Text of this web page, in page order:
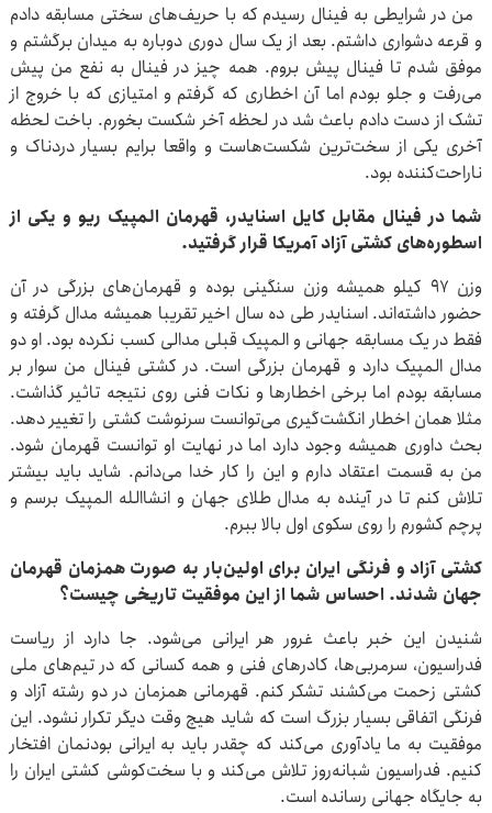
من در شرایطی به فینال رسیدم که با حریف‌های سختی مسابقه دادم
و قرعه دشواری داشتم. بعد از یک سال دوری دوباره به میدان برگشتم و
موفق شدم تا فینال پیش بروم. همه چیز در فینال به نفع من پیش
می‌رفت و جلو بودم اما آن اخطاری که گرفتم و امتیازی که با خروج از
تشک از دست دادم باعث شد در لحظه آخر شکست بخورم. باخت لحظه
آخری یکی از سخت‌ترین شکست‌هاست و واقعا برایم بسیار دردناک و
ناراحت‌کننده بود.
شما در فینال مقابل کایل اسنایدر، قهرمان المپیک ریو و یکی از
اسطوره‌های کشتی آزاد آمریکا قرار گرفتید.
وزن ۹۷ کیلو همیشه وزن سنگینی بوده و قهرمان‌های بزرگی در آن
حضور داشته‌اند. اسنایدر طی ده سال اخیر تقریبا همیشه مدال گرفته و
فقط در یک مسابقه جهانی و المپیک قبلی مدالی کسب نکرده بود. او دو
مدال المپیک دارد و قهرمان بزرگی است. در کشتی فینال من سوار بر
مسابقه بودم اما برخی اخطارها و نکات فنی روی نتیجه تاثیر گذاشت.
مثلا همان اخطار انگشت‌گیری می‌توانست سرنوشت کشتی را تغییر دهد.
بحث داوری همیشه وجود دارد اما در نهایت او توانست قهرمان شود.
من به قسمت اعتقاد دارم و این را کار خدا می‌دانم. شاید باید بیشتر
تلاش کنم تا در آینده به مدال طلای جهان و انشاالله المپیک برسم و
پرچم کشورم را روی سکوی اول بالا ببرم.
کشتی آزاد و فرنگی ایران برای اولین‌بار به صورت همزمان قهرمان
جهان شدند. احساس شما از این موفقیت تاریخی چیست؟
شنیدن این خبر باعث غرور هر ایرانی می‌شود. جا دارد از ریاست
فدراسیون، سرمربی‌ها، کادرهای فنی و همه کسانی که در تیم‌های ملی
کشتی زحمت می‌کشند تشکر کنم. قهرمانی همزمان در دو رشته آزاد و
فرنگی اتفاقی بسیار بزرگ است که شاید هیچ وقت دیگر تکرار نشود. این
موفقیت به ما یادآوری می‌کند که چقدر باید به ایرانی بودنمان افتخار
کنیم. فدراسیون شبانه‌روز تلاش می‌کند و با سخت‌کوشی کشتی ایران را
به جایگاه جهانی رسانده است.